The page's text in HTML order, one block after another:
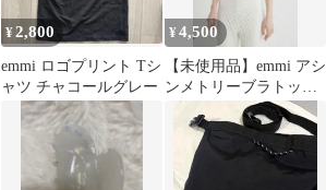
¥2,800
emmi ロゴプリント Tシ
ャツ チャコールグレー
¥4,500
【未使用品】emmi アシ
ンメトリーブラトップ
ホワイト onesize